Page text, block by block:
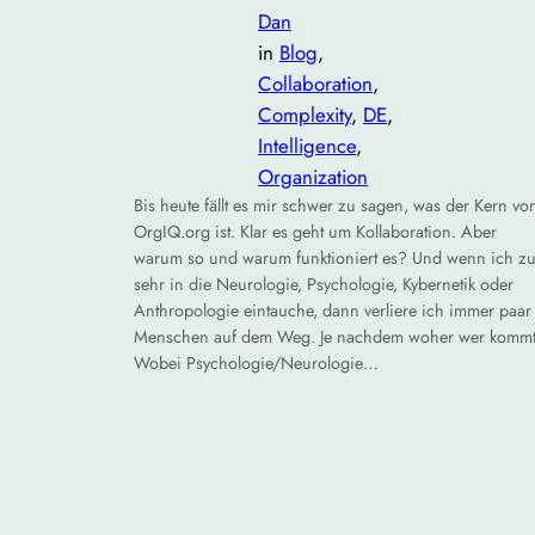
Dan
in Blog
Collaboration
Complexity, DE
Intelligence
Organization
Bis heute fällt es mir schwer zu sagen, was der Kern
OrgIQ.org ist. Klar es geht um Kollaboration. Aber
warum so und warum funktioniert es? Und wenn ich zu
sehr in die Neurologie, Psychologie, Kybernetik oder
Anthropologie eintauche, dann verliere ich immer paar
Menschen auf dem Weg. Je nachdem woher wer
Wobei Psychologie/Neurologie…